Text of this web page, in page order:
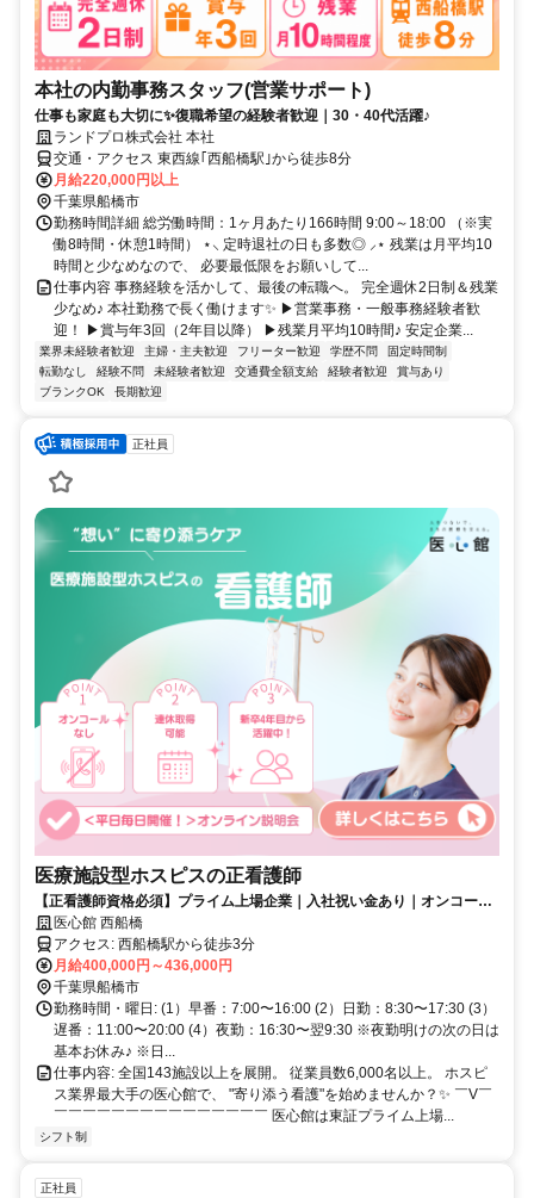
本社の内勤事務スタッフ(営業サポート)
仕事も家庭も大切に✨復職希望の経験者歓迎｜30・40代活躍♪
ランドプロ株式会社 本社
交通・アクセス 東西線｢西船橋駅｣から徒歩8分
月給220,000円以上
千葉県船橋市
勤務時間詳細 総労働時間：1ヶ月あたり166時間 9:00～18:00 （※実
働8時間・休憩1時間） ⋆⸜ 定時退社の日も多数◎ ⸝⋆ 残業は月平均10
時間と少なめなので、 必要最低限をお願いして...
仕事内容 事務経験を活かして、最後の転職へ。 完全週休2日制＆残業
少なめ♪ 本社勤務で長く働けます✨ ▶営業事務・一般事務経験者歓
迎！ ▶賞与年3回（2年目以降） ▶残業月平均10時間♪ 安定企業...
業界未経験者歓迎 主婦・主夫歓迎 フリーター歓迎 学歴不問
固定時間制
転勤なし
経験不問 未経験者歓迎 交通費全額支給 経験者歓迎
賞与あり
ブランクOK
長期歓迎
正社員
医療施設型ホスピスの正看護師
【正看護師資格必須】プライム上場企業｜入社祝い金あり｜オンコール
なし｜ホスピス未経験OK｜年間休日115日
医心館 西船橋
アクセス: 西船橋駅から徒歩3分
月給400,000円～436,000円
千葉県船橋市
勤務時間・曜日: (1）早番：7:00〜16:00 (2）日勤：8:30〜17:30 (3）
遅番：11:00〜20:00 (4）夜勤：16:30〜翌9:30 ※夜勤明けの次の日は
基本お休み♪ ※日...
仕事内容: 全国143施設以上を展開。 従業員数6,000名以上。 ホスピ
ス業界最大手の医心館で、 "寄り添う看護"を始めませんか？✨ ￣V￣
￣￣￣￣￣￣￣￣￣￣￣￣￣￣￣ 医心館は東証プライム上場...
シフト制
正社員